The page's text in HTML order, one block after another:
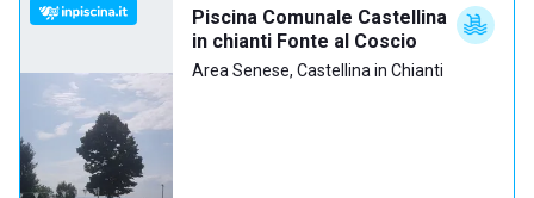
Piscina Comunale Castellina
in chianti Fonte al Coscio
Area Senese, Castellina in Chianti